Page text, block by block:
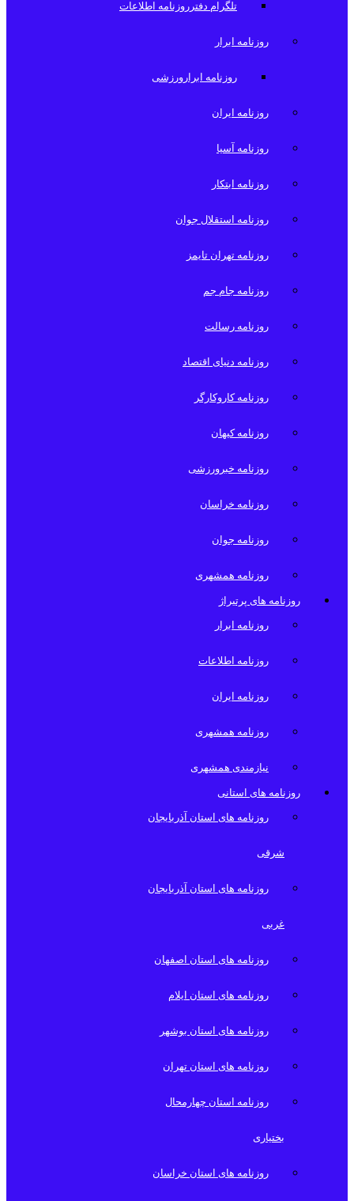
تلگرام دفترروزنامه اطلاعات
روزنامه ابرار
روزنامه ابرارورزشی
روزنامه ایران
روزنامه آسیا
روزنامه ابتکار
روزنامه استقلال جوان
روزنامه تهران تایمز
روزنامه جام جم
روزنامه رسالت
روزنامه دنیای اقتصاد
روزنامه کاروکارگر
روزنامه کیهان
روزنامه خبرورزشی
روزنامه خراسان
روزنامه جوان
روزنامه همشهری
روزنامه های پرتیراژ
روزنامه ابرار
روزنامه اطلاعات
روزنامه ایران
روزنامه همشهری
نیازمندی همشهری
روزنامه های استانی
روزنامه های استان آذربایجان
شرقی
روزنامه های استان آذربایجان
غربی
روزنامه های استان اصفهان
روزنامه های استان ایلام
روزنامه های استان بوشهر
روزنامه های استان تهران
روزنامه استان چهارمحال
بختیاری
روزنامه های استان خراسان